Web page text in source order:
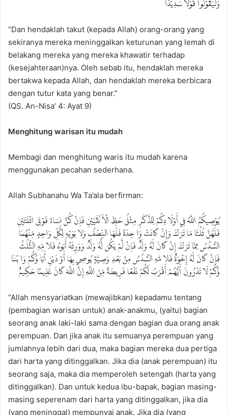
وَلْيَقُوْلُوا قَوْلًا سَدِيْدًا
“Dan hendaklah takut (kepada Allah) orang-orang yang
sekiranya mereka meninggalkan keturunan yang lemah di
belakang mereka yang mereka khawatir terhadap
(kesejahteraan)nya. Oleh sebab itu, hendaklah mereka
bertakwa kepada Allah, dan hendaklah mereka berbicara
dengan tutur kata yang benar.”
(QS. An-Nisa’ 4: Ayat 9)
Menghitung warisan itu mudah
Membagi dan menghitung waris itu mudah karena
menggunakan pecahan sederhana.
Allah Subhanahu Wa Ta’ala berfirman:
يُوْصِيكُمُ اللَّهُ فِي أَوْلَا دِكُمْ لِلذَّكَرِ مِثْلُ حَظِّ الْأَ نُثَيَيْنِ فَإِنْ كُنَّ نِسَاءً فَوْقَ اثْنَتَيْنِ
فَلَهُنَّ ثُلُثَا مَا تَرَكَ وَإِنْ كَانَتْ وَا حِدَةً فَلَهَا النِّصْفُ وَلا بَوَيْهِ لِكُلِّ وَاحِدٍ مِّنْهُمَا
السُّدُسُ مِمَّا تَرَكَ إِنْ كَانَ لَهُ وَلَدٌ فَإِنْ لَّمْ يَكُن لَّهُ وَلَدٌ وَوَرِثَهُ أَبَوهُ فَلا مِّهِ الثُّلُثُ
فَإِنْ كَانَ لَهُ إِخْوَةٌ فَلا مَّهِ السُّدُسُ مِنْ بَعْدِ وَصِيَّةٍ يُوصِي بِهَا أَوْ دَيْنِ أَبَا ؤُكُمْ وَا بْنَا
ؤُكُمْ لَا تَدْرُونَ أَيُّهُمْ أَقْرَبُ لَكُمْ نَفْعًا فَرِيضَةً مِّنَ اللَّهِ إِنَّ اللَّهَ كَانَ عَلِيمًا حَكِيمٌ
“Allah mensyariatkan (mewajibkan) kepadamu tentang
(pembagian warisan untuk) anak-anakmu, (yaitu) bagian
seorang anak laki-laki sama dengan bagian dua orang anak
perempuan. Dan jika anak itu semuanya perempuan yang
jumlahnya lebih dari dua, maka bagian mereka dua pertiga
dari harta yang ditinggalkan. Jika dia (anak perempuan) itu
seorang saja, maka dia memperoleh setengah (harta yang
ditinggalkan). Dan untuk kedua ibu-bapak, bagian masing-
masing seperenam dari harta yang ditinggalkan, jika dia
(yang meninggal) mempunyai anak. Jika dia (yang